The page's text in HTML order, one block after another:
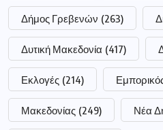
Δήμος Γρεβενών (263)
Δυτική Μακεδονία (417)
Εκλογές (214)
Μακεδονίας (249) Νέα